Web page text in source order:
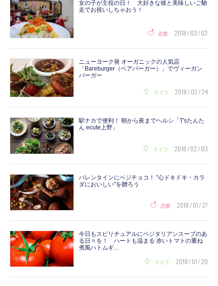
女の子が主役の日！ 大好きな彼と美味しいご馳
走でお祝いしちゃおう！
恋愛 2018 / 03 / 02
ニューヨーク発 オーガニックの人気店
「Bareburger（ベアバーガー）」でヴィーガン
バーガー
ライフ 2018 / 02 / 24
駅ナカで便利！ 朝から夜までヘルシ「T'sたんた
ん ecute上野」
ライフ 2018 / 02 / 03
バレンタインにベジチョコ！ "心ドキドキ・カラ
ダにおいしい"を贈ろう
恋愛 2018 / 01 / 27
今日もスピリチュアルにベジタリアンスープのあ
る日々を！ ハートも温まる 赤いトマトの重ね
煮風ハトムギ...
ライフ 2018 / 01 / 20